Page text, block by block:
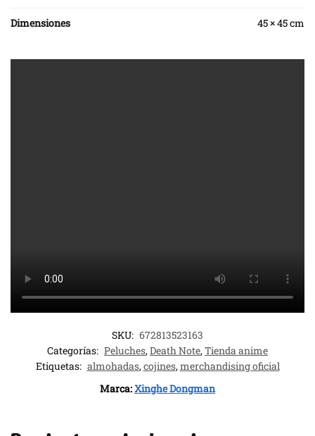
Dimensiones 45 × 45 cm
SKU: 672813523163
Categorías: Peluches,Death Note,Tienda anime
Etiquetas: almohadas,cojines,merchandising oficial
Marca:Xinghe Dongman